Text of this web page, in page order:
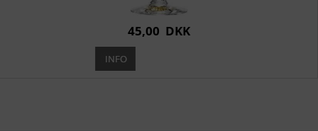
45,00 DKK